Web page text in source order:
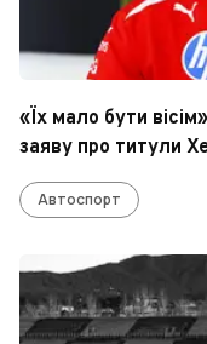
«Їх мало бути
заяву про титули
Автоспорт